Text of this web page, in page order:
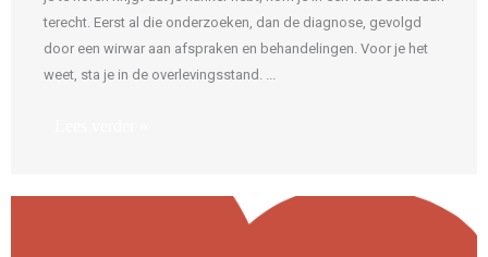
terecht. Eerst al die onderzoeken, dan de diagnose, gevolgd
door een wirwar aan afspraken en behandelingen. Voor je het
weet, sta je in de overlevingsstand. ...